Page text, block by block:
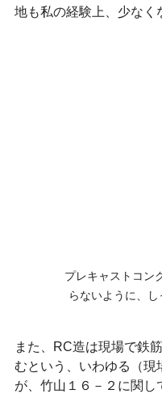
地も私の経験上、少なく
プレキャストコン
らないように、
また、RC造は現場で鉄
むという、いわゆる（現
が、竹山１６－２に関し